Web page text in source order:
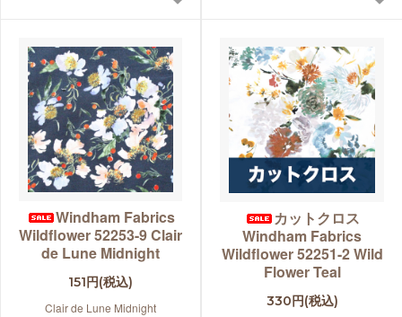
Windham Fabrics
Wildflower 52253-9 Clair
de Lune Midnight
151円(税込)
Clair de Lune Midnight
カットクロス
Windham Fabrics
Wildflower 52251-2 Wild
Flower Teal
330円(税込)